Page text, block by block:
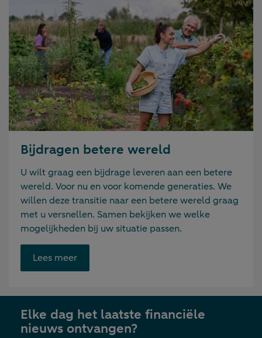
Bijdragen betere wereld
U wilt graag een bijdrage leveren aan een betere
wereld. Voor nu en voor komende generaties. We
willen deze transitie naar een betere wereld graag
met u versnellen. Samen bekijken we welke
mogelijkheden bij uw situatie passen.
Lees meerOpent
link
nieuwe
tab
Elke dag het laatste financiële
nieuws ontvangen?